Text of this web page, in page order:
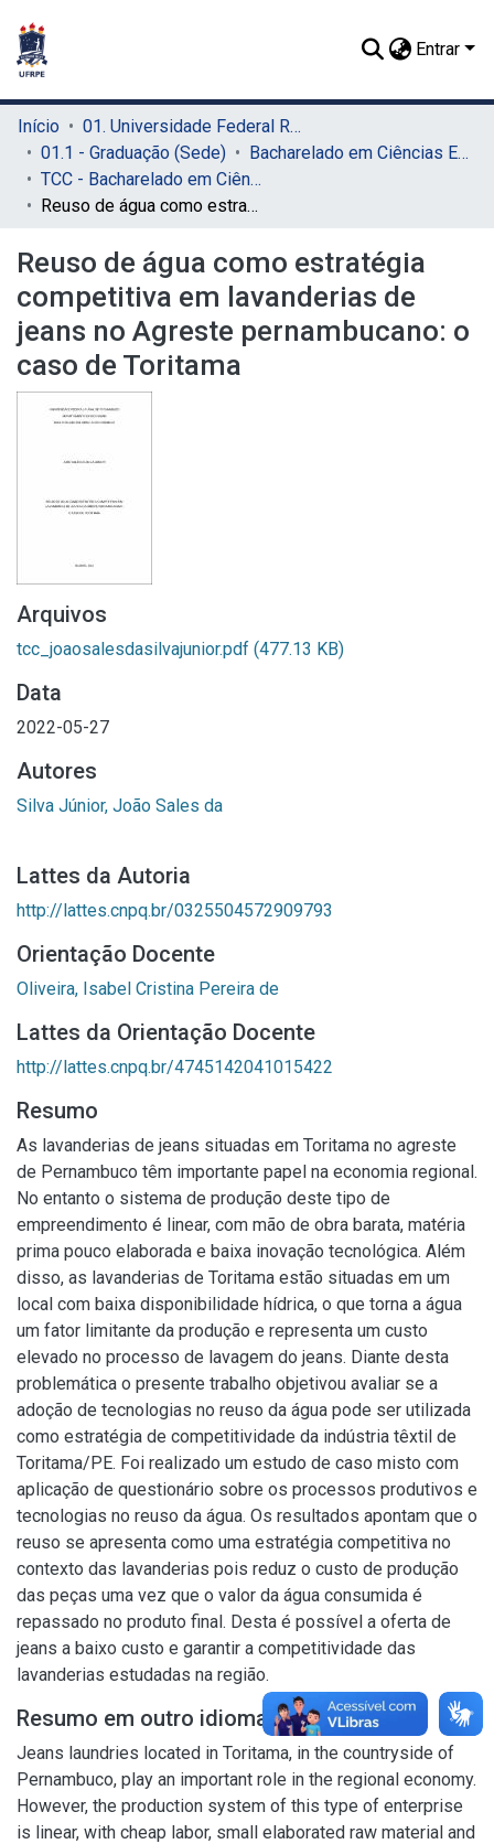
Entrar
Início
01. Universidade Federal Rural de Pernambuco - UFRPE (Sede)
01.1 - Graduação (Sede)
Bacharelado em Ciências Econômicas (Sede)
TCC - Bacharelado em Ciências Econômicas (Sede)
Reuso de água como estratégia competitiva em lavanderias de jeans no Agreste pernambucano: o caso de Toritama
Reuso de água como estratégia
competitiva em lavanderias de
jeans no Agreste pernambucano: o
caso de Toritama
Arquivos
tcc_joaosalesdasilvajunior.pdf (477.13 KB)
Data
2022-05-27
Autores
Silva Júnior, João Sales da
Lattes da Autoria
http://lattes.cnpq.br/0325504572909793
Orientação Docente
Oliveira, Isabel Cristina Pereira de
Lattes da Orientação Docente
http://lattes.cnpq.br/4745142041015422
Resumo
As lavanderias de jeans situadas em Toritama no agreste
de Pernambuco têm importante papel na economia regional.
No entanto o sistema de produção deste tipo de
empreendimento é linear, com mão de obra barata, matéria
prima pouco elaborada e baixa inovação tecnológica. Além
disso, as lavanderias de Toritama estão situadas em um
local com baixa disponibilidade hídrica, o que torna a água
um fator limitante da produção e representa um custo
elevado no processo de lavagem do jeans. Diante desta
problemática o presente trabalho objetivou avaliar se a
adoção de tecnologias no reuso da água pode ser utilizada
como estratégia de competitividade da indústria têxtil de
Toritama/PE. Foi realizado um estudo de caso misto com
aplicação de questionário sobre os processos produtivos e
tecnologias no reuso da água. Os resultados apontam que o
reuso se apresenta como uma estratégia competitiva no
contexto das lavanderias pois reduz o custo de produção
das peças uma vez que o valor da água consumida é
repassado no produto final. Desta é possível a oferta de
jeans a baixo custo e garantir a competitividade das
lavanderias estudadas na região.
Resumo em outro idioma
Jeans laundries located in Toritama, in the countryside of
Pernambuco, play an important role in the regional economy.
However, the production system of this type of enterprise
is linear, with cheap labor, small elaborated raw material and